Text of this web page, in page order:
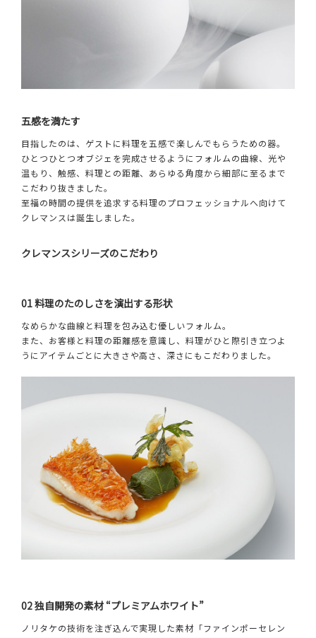
五感を満たす
目指したのは、ゲストに料理を五感で楽しんでもらうための器。
ひとつひとつオブジェを完成させるようにフォルムの曲線、光や
温もり、触感、料理との距離、あらゆる角度から細部に至るまで
こだわり抜きました。
至福の時間の提供を追求する料理のプロフェッショナルへ向けて
クレマンスは誕生しました。
クレマンスシリーズのこだわり
01 料理のたのしさを演出する形状
なめらかな曲線と料理を包み込む優しいフォルム。
また、お客様と料理の距離感を意識し、料理がひと際引き立つよ
うにアイテムごとに大きさや高さ、深さにもこだわりました。
02 独自開発の素材 “プレミアムホワイト”
ノリタケの技術を注ぎ込んで実現した素材「ファインポーセレン